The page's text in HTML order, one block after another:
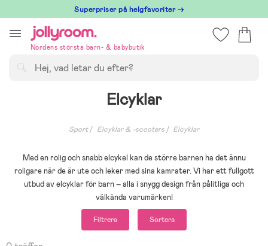
till
innehållet
Superpriser på helgfavoriter →
Nordens största barn- & babybutik
Elcyklar
Sport Elcyklar & -scooters Elcyklar
Med en rolig och snabb elcykel kan de större barnen ha det ännu
roligare när de är ute och leker med sina kamrater. Vi har ett fullgott
utbud av elcyklar för barn – alla i snygg design från pålitliga och
välkända varumärken!
Filtrera Sortera